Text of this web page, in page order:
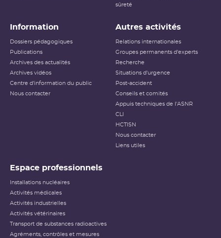
sûreté
Information
Dossiers pédagogiques
Publications
Archives des actualités
Archives vidéos
Centre d'information du public
Nous contacter
Autres activités
Relations internationales
Groupes permanents d'experts
Recherche
Situations d'urgence
Post-accident
Conseils et comités
Appuis techniques de l'ASNR
CLI
HCTISN
Nous contacter
Liens utiles
Espace professionnels
Installations nucléaires
Activités médicales
Activités industrielles
Activités vétérinaires
Transport de substances radioactives
Agréments, contrôles et mesures